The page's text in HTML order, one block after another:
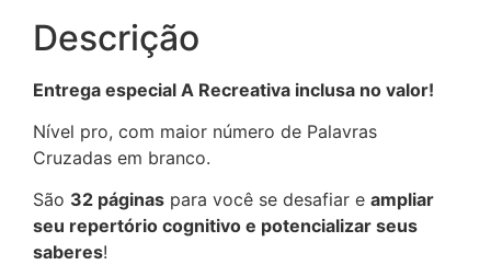
Descrição
Entrega especial A Recreativa inclusa no valor!
Nível pro, com maior número de Palavras
Cruzadas em branco.
São 32 páginas para você se desafiar e ampliar
seu repertório cognitivo e potencializar seus
saberes!